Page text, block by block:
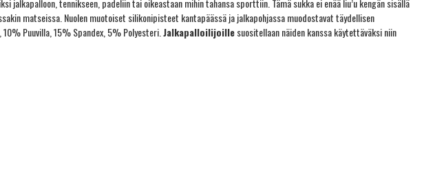
tennikseen, padeliin tai oikeastaan mihin tahansa sporttiin. Tämä sukka ei enää liu’u kengän sisällä
matseissa. Nuolen muotoiset silikonipisteet kantapäässä ja jalkapohjassa muodostavat täydellisen
Puuvilla, 15% Spandex, 5% Polyesteri. Jalkapalloilijoillesuositellaan näiden kanssa käytettäväksi niin